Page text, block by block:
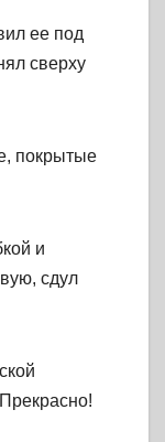
ее под
сверху
покрытые
и
сдул